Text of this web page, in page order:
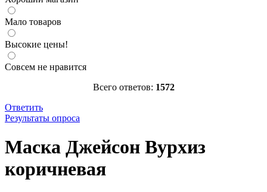
Мало товаров
Высокие цены!
Совсем не нравится
Всего ответов: 1572
Ответить
Результаты опроса
http://parkservis.ru/data/small/15671684.jpg
http://parkservis.ru/product_4822.html 5 1 97 USD In stock
Маска Джейсон Вурхиз
коричневая